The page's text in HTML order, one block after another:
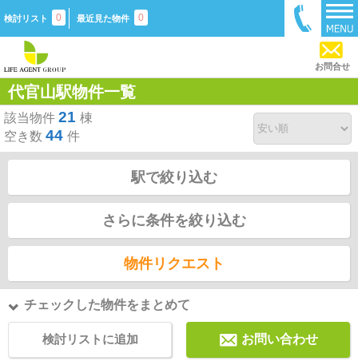
検討リスト 0 最近見た物件 0
お問合せ
代官山駅物件一覧
該当物件 21 棟
空き数 44 件
駅で絞り込む
さらに条件を絞り込む
物件リクエスト
チェックした物件をまとめて
検討リストに追加 お問い合わせ